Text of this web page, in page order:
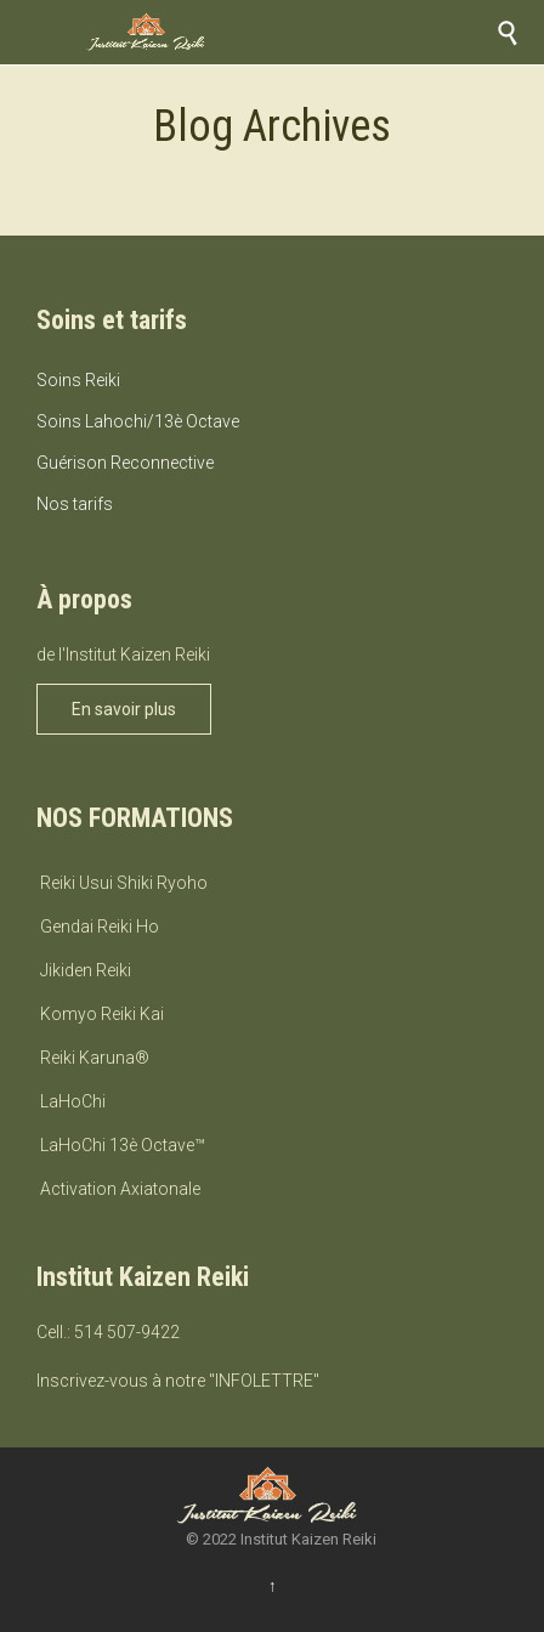
J'accepte de faire un dépôt de 50$.

Blog Archives
Soins et tarifs
Soins Reiki
Soins Lahochi/13è Octave
Guérison Reconnective
Nos tarifs
À propos
de l'Institut Kaizen Reiki
En savoir plus
NOS FORMATIONS
Reiki Usui Shiki Ryoho
Gendai Reiki Ho
Jikiden Reiki
Komyo Reiki Kai
Reiki Karuna®
LaHoChi
LaHoChi 13è Octave™
Activation Axiatonale
Institut Kaizen Reiki
Cell.: 514 507-9422
Inscrivez-vous à notre "INFOLETTRE"
© 2022 Institut Kaizen Reiki
↑